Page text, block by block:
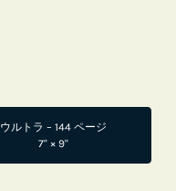
ウルトラ – 144 ページ
7" × 9"